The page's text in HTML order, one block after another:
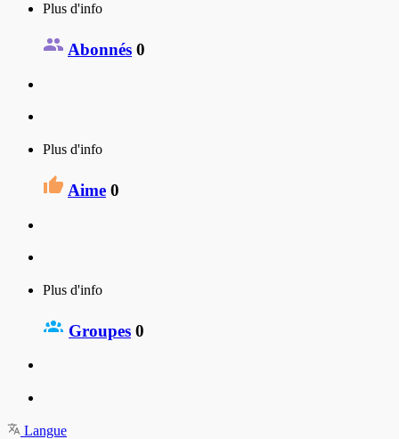
Plus d'info
Abonnés 0
Plus d'info
Aime 0
Plus d'info
Groupes 0
Langue